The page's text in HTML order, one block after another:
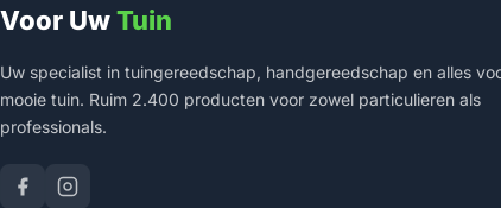
Voor UwTuin
Uw specialist in tuingereedschap, handgereedschap en alles
mooie tuin. Ruim 2.400 producten voor zowel particulieren als
professionals.